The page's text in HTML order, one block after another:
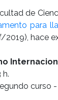
de
para
2019), hace
h.
curso